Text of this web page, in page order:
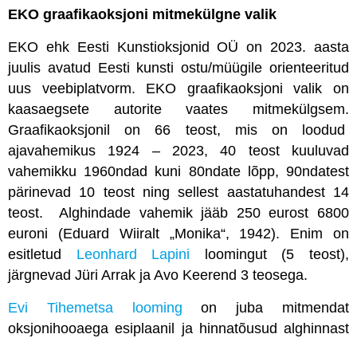
EKO graafikaoksjoni mitmekülgne valik
EKO ehk Eesti Kunstioksjonid OÜ on 2023. aasta
juulis avatud Eesti kunsti ostu/müügile orienteeritud
uus veebiplatvorm. EKO graafikaoksjoni valik on
kaasaegsete autorite vaates mitmekülgsem.
Graafikaoksjonil on 66 teost, mis on loodud
ajavahemikus 1924 – 2023, 40 teost kuuluvad
vahemikku 1960ndad kuni 80ndate lõpp, 90ndatest
pärinevad 10 teost ning sellest aastatuhandest 14
teost. Alghindade vahemik jääb 250 eurost 6800
euroni (Eduard Wiiralt „Monika“, 1942). Enim on
esitletud Leonhard Lapini loomingut (5 teost),
järgnevad Jüri Arrak ja Avo Keerend 3 teosega.
Evi Tihemetsa looming on juba mitmendat
oksjonihooaega esiplaanil ja hinnatõusud alghinnast